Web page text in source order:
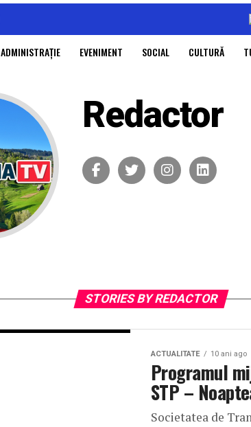
ADMINISTRAŢIE EVENIMENT SOCIAL CULTURĂ
Redactor
STORIES BY REDACTOR
ACTUALITATE 10 ani ago
Programul
STP –
Societatea de